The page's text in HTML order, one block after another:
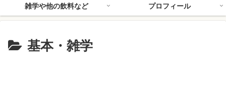
雑学や他の飲料など
プロフィール
基本・雑学